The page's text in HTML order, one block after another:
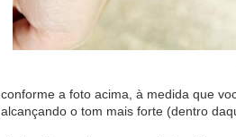
conforme a foto acima, à medida que
alcançando o tom mais forte (dentro